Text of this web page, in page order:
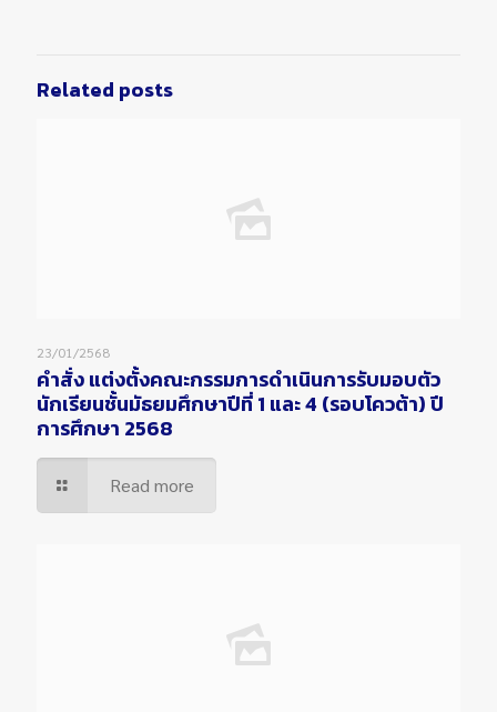
Related posts
23/01/2568
คำสั่ง แต่งตั้งคณะกรรมการดำเนินการรับมอบตัว
นักเรียนชั้นมัธยมศึกษาปีที่ 1 และ 4 (รอบโควต้า) ปี
การศึกษา 2568
Read more